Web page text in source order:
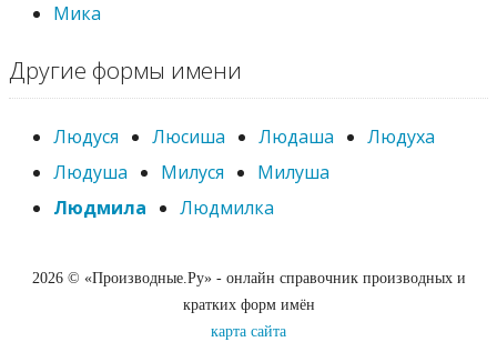
Мика
Другие формы имени
Людуся Люсиша Людаша
Людуха
Людуша
Милуся
Милуша
Людмила
Людмилка
2026 © «Производные.Ру» - онлайн справочник производных и
кратких форм имён
карта сайта